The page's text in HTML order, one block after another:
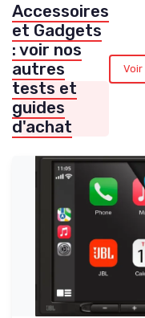
Accessoires
et Gadgets
: voir nos
autres
tests et
guides
d'achat